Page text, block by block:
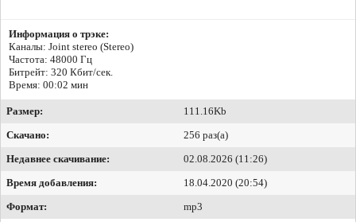
Информация о трэке:
Каналы: Joint stereo (Stereo)
Частота: 48000 Гц
Битрейт: 320 Кбит/сек.
Время: 00:02 мин
Размер:
111.16Kb
Скачано:
256 раз(а)
Недавнее скачивание:
02.08.2026 (11:26)
Время добавления:
18.04.2020 (20:54)
Формат:
mp3